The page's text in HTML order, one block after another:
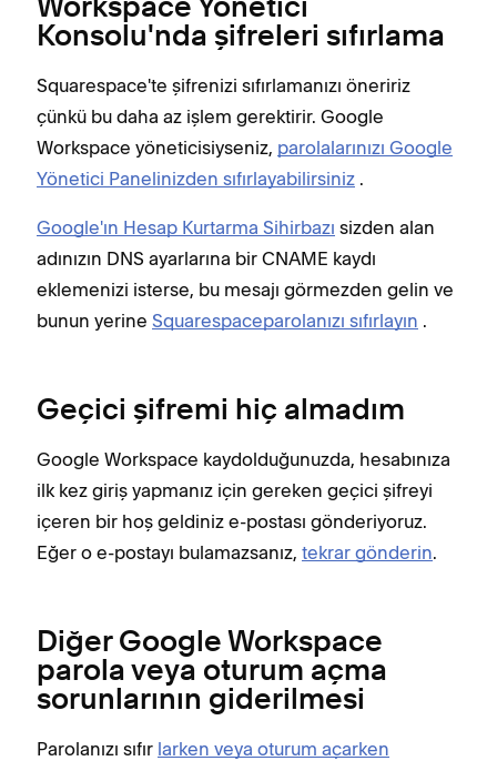
Workspace Yönetici
Konsolu'nda şifreleri sıfırlama
Squarespace'te şifrenizi sıfırlamanızı öneririz
çünkü bu daha az işlem gerektirir. Google
Workspace yöneticisiyseniz, parolalarınızı Google
Yönetici Panelinizden sıfırlayabilirsiniz .
Google'ın Hesap Kurtarma Sihirbazı sizden alan
adınızın DNS ayarlarına bir CNAME kaydı
eklemenizi isterse, bu mesajı görmezden gelin ve
bunun yerine Squarespaceparolanızı sıfırlayın .
Geçici şifremi hiç almadım
Google Workspace kaydolduğunuzda, hesabınıza
ilk kez giriş yapmanız için gereken geçici şifreyi
içeren bir hoş geldiniz e-postası gönderiyoruz.
Eğer o e-postayı bulamazsanız, tekrar gönderin.
Diğer Google Workspace
parola veya oturum açma
sorunlarının giderilmesi
Parolanızı sıfır larken veya oturum açarken